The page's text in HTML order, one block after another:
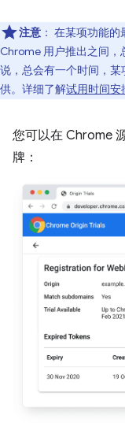
注意 ： 在某项功能的
Chrome 用户推出之间
说，总会有一个时间，
供。详细了解试用时间安
您可以在 Chrome
牌：